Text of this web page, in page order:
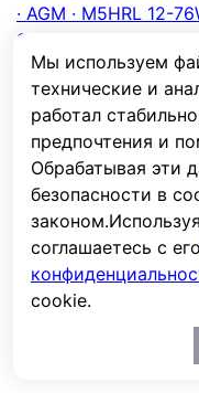
Мы используем
технические и
работал
предпочтения и
Обрабатывая эти
безопасности в
законом.
соглашаетесь с его
cookie.
· AGM · M5HRL 12-
28 Ач · AGM · M5
Ач · AGM · M6 45 Ач
AGM · M6 55 Ач ·
65 Ач · GEL 75 Ач ·
270W 75 Ач · AGM ·
88 Ач · AGM 90 Ач ·
AGM · M6HRL 12-
M6HRL 12-380W 100
· AGM · M8VL 12-100K
400W 100 Ач · AGM ·
105 Ач · AGM · M6
HRL